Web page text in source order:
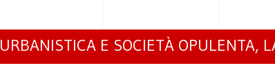
URBANISTICA E SOCIETÀ OPULENTA,